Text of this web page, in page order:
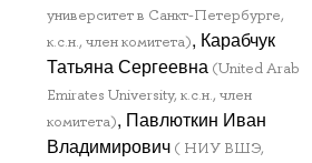
университет в Санкт-Петербурге,
к.с.н., член комитета), Карабчук
Татьяна Сергеевна (United Arab
Emirates University, к.с.н., член
комитета), Павлюткин Иван
Владимирович ( НИУ ВШЭ,